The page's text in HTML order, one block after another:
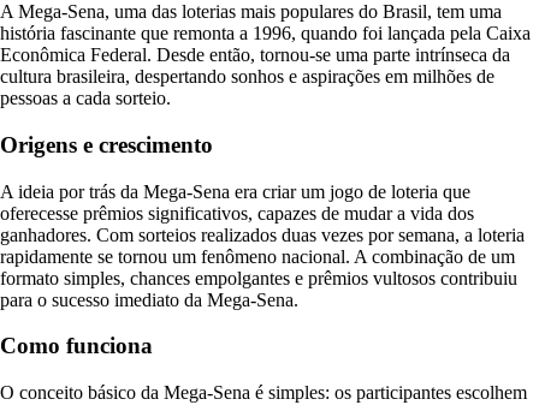
A Mega-Sena, uma das loterias mais populares do Brasil, tem uma
história fascinante que remonta a 1996, quando foi lançada pela Caixa
Econômica Federal. Desde então, tornou-se uma parte intrínseca da
cultura brasileira, despertando sonhos e aspirações em milhões de
pessoas a cada sorteio.
Origens e crescimento
A ideia por trás da Mega-Sena era criar um jogo de loteria que
oferecesse prêmios significativos, capazes de mudar a vida dos
ganhadores. Com sorteios realizados duas vezes por semana, a loteria
rapidamente se tornou um fenômeno nacional. A combinação de um
formato simples, chances empolgantes e prêmios vultosos contribuiu
para o sucesso imediato da Mega-Sena.
Como funciona
O conceito básico da Mega-Sena é simples: os participantes escolhem